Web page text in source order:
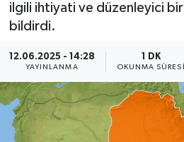
ilgili ihtiyati ve düzenleyici
bildirdi.
12.06.2025 - 14:28
YAYINLANMA
1 DK
OKUNMA SÜRESI
MEDYA
RÖPORTAJLAR
SAĞLIK
Haber Arşivi